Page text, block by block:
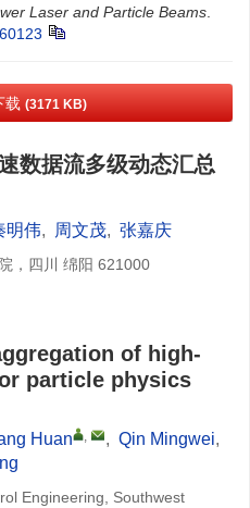
Laser and Particle Beams
载 (3171 KB)
数据流多级动态汇总
明伟, 周文茂, 张嘉庆
，四川 绵阳 621000
of high-
particle physics
Huan , , Qin Mingwei,
Engineering, Southwest